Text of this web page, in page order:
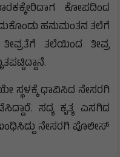
ಕೋಪದಿಂದ
ಹನುಮಂತನ ತಲೆಗೆ
ತಲೆಯಿಂದ ತೀವ್ರ
ಸ್ಥಳಕ್ಕೆ ಧಾವಿಸಿದ ನೇಸರಗಿ
ಸದ್ಯ ಕೃತ್ಯ ಎಸಗಿದ
ನೇಸರಗಿ ಪೊಲೀಸ್